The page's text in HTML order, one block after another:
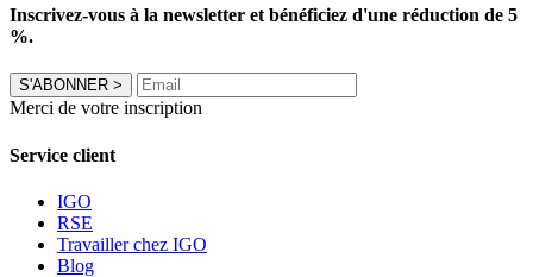
Inscrivez-vous à la newsletter et bénéficiez d'une réduction de 5
%.
S'ABONNER >
Merci de votre inscription
Service client
IGO
RSE
Travailler chez IGO
Blog